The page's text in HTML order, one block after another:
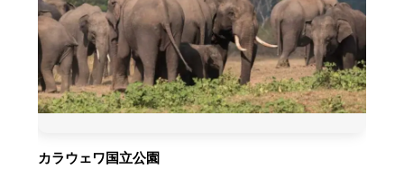
カラウェワ国立公園